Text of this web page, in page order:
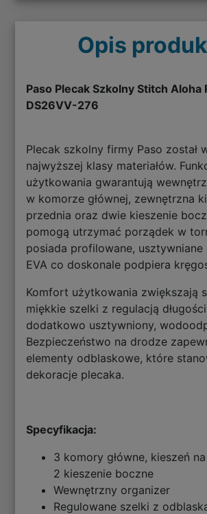
Opis
Paso Plecak Szkolny Stitch Aloha
DS26VV-276
Plecak szkolny firmy Paso został
najwyższej klasy materiałów.
użytkowania gwarantują
w komorze głównej, zewnętrzna
przednia oraz dwie kieszenie
pomogą utrzymać porządek w
posiada profilowane, usztywniane
EVA co doskonale podpiera
Komfort użytkowania zwiększają
miękkie szelki z regulacją
dodatkowo usztywniony,
Bezpieczeństwo na drodze
elementy odblaskowe, które
dekoracje plecaka.
Specyfikacja:
3 komory główne, kieszeń
2 kieszenie boczne
Wewnętrzny organizer
Regulowane szelki z